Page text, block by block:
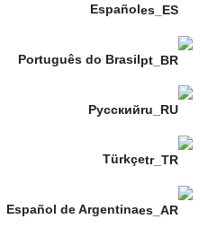
Español
Português do Brasil
Русский
Türkçe
Español de Argentina